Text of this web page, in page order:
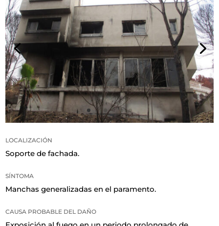
LOCALIZACIÓN
Soporte de fachada.
SÍNTOMA
Manchas generalizadas en el paramento.
CAUSA PROBABLE DEL DAÑO